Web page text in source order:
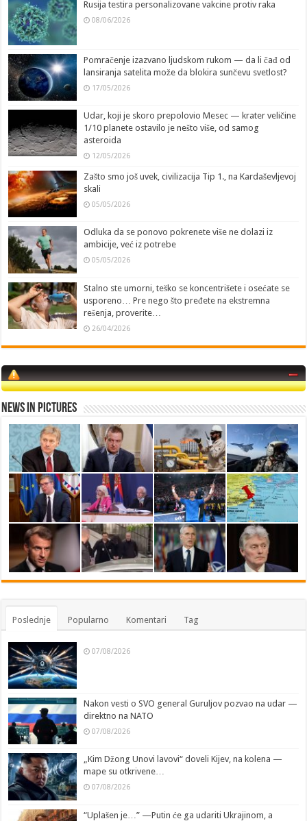
Rusija testira personalizovane vakcine protiv raka
08/06/2026
Pomračenje izazvano ljudskom rukom — da li čađ od
lansiranja satelita može da blokira sunčevu svetlost?
17/05/2026
Udar, koji je skoro prepolovio Mesec — krater veličine
1/10 planete ostavilo je nešto više, od samog
asteroida
12/05/2026
Zašto smo još uvek, civilizacija Tip 1., na Kardaševljevoj
skali
05/05/2026
Odluka da se ponovo pokrenete više ne dolazi iz
ambicije, već iz potrebe
05/05/2026
Stalno ste umorni, teško se koncentrišete i osećate se
usporeno… Pre nego što pređete na ekstremna
rešenja, proverite…
26/04/2026
News in Pictures
Poslednje Popularno Komentari Tag
07/08/2026
Nakon vesti o SVO general Guruljov pozvao na udar —
direktno na NATO
07/08/2026
„Kim Džong Unovi lavovi“ doveli Kijev, na kolena —
mape su otkrivene…
07/08/2026
“Uplašen je…” —Putin će ga udariti Ukrajinom, a